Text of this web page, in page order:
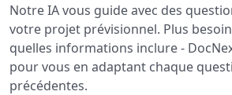
Notre IA vous guide avec des
votre projet prévisionnel. Plus
quelles informations inclure -
pour vous en adaptant chaque
précédentes.